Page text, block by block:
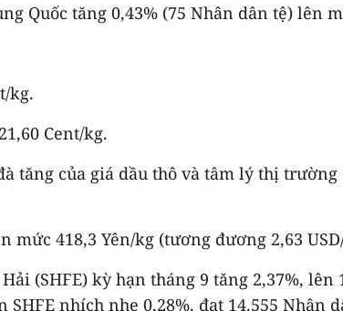
Quốc tăng 0,43% (75 Nhân dân tệ) lên
kg.
Cent/kg.
tăng của giá dầu thô và tâm lý thị
mức 418,3 Yên/kg (tương đương 2,63
(SHFE) kỳ hạn tháng 9 tăng 2,37%, lên
nhích nhẹ 0,28%, đạt 14.555 Nhân